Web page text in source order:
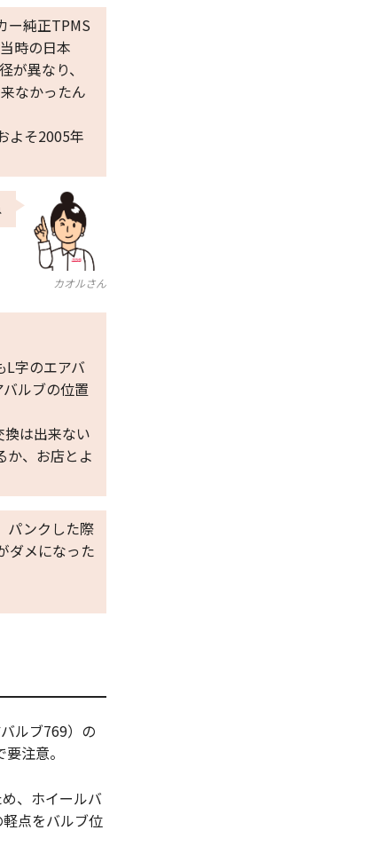
ー純正TPMS
時の日本
異なり、
なかったん
よそ2005年
カオルさん
L字のエアバ
ルブの位置
は出来ない
か、お店とよ
パンクした際
ダメになった
ルブ769）の
注意。
、ホイールバ
点をバルブ位